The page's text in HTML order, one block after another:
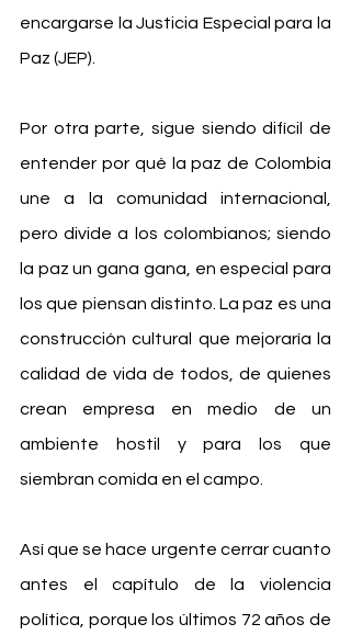
encargarse la Justicia Especial para la
Paz (JEP).
Por otra parte, sigue siendo difícil de
entender por qué la paz de Colombia
une a la comunidad internacional,
pero divide a los colombianos; siendo
la paz un gana gana, en especial para
los que piensan distinto. La paz es una
construcción cultural que mejoraría la
calidad de vida de todos, de quienes
crean empresa en medio de un
ambiente hostil y para los que
siembran comida en el campo.
Así que se hace urgente cerrar cuanto
antes el capítulo de la violencia
política, porque los últimos 72 años de